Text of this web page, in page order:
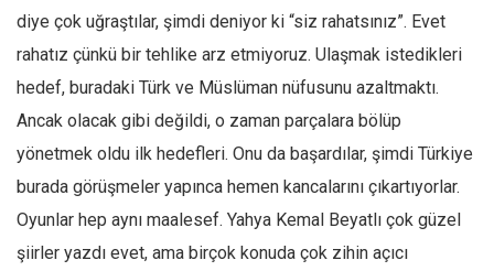
diye çok uğraştılar, şimdi deniyor ki “siz rahatsınız”. Evet
rahatız çünkü bir tehlike arz etmiyoruz. Ulaşmak istedikleri
hedef, buradaki Türk ve Müslüman nüfusunu azaltmaktı.
Ancak olacak gibi değildi, o zaman parçalara bölüp
yönetmek oldu ilk hedefleri. Onu da başardılar, şimdi Türkiye
burada görüşmeler yapınca hemen kancalarını çıkartıyorlar.
Oyunlar hep aynı maalesef. Yahya Kemal Beyatlı çok güzel
şiirler yazdı evet, ama birçok konuda çok zihin açıcı